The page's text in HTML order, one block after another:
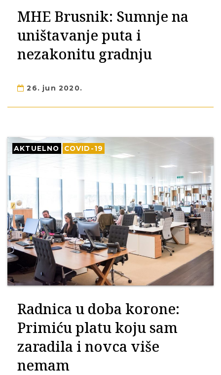
MHE Brusnik: Sumnje na
uništavanje puta i
nezakonitu gradnju
26. jun 2020.
AKTUELNO COVID-19
Radnica u doba korone:
Primiću platu koju sam
zaradila i novca više
nemam